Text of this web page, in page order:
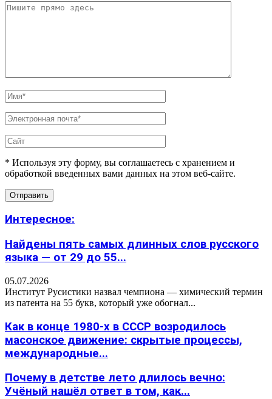
* Используя эту форму, вы соглашаетесь с хранением и
обработкой введенных вами данных на этом веб-сайте.
Интересное:
Найдены пять самых длинных слов русского
языка — от 29 до 55...
05.07.2026
Институт Русистики назвал чемпиона — химический термин
из патента на 55 букв, который уже обогнал...
Как в конце 1980-х в СССР возродилось
масонское движение: скрытые процессы,
международные...
Почему в детстве лето длилось вечно:
Учёный нашёл ответ в том, как...